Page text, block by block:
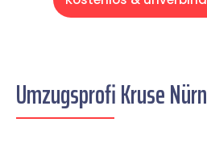
Umzugsprofi Kruse